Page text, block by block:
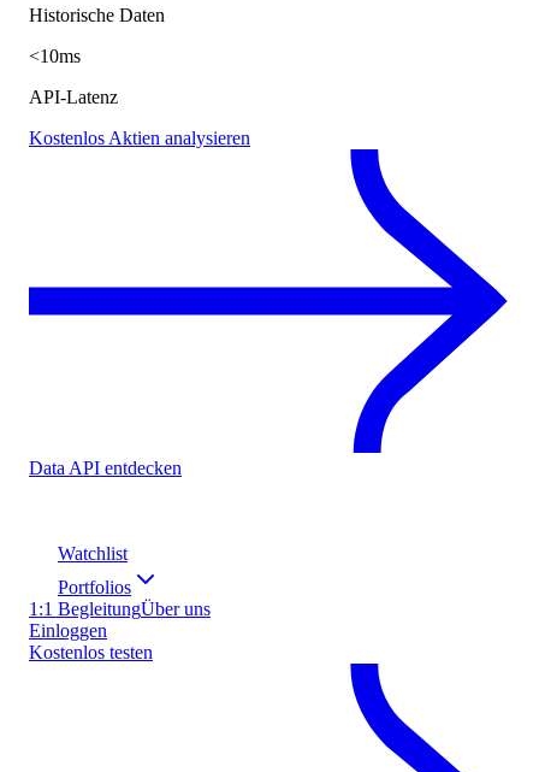
Historische Daten
<10ms
API-Latenz
Kostenlos Aktien analysieren
Data API entdecken
Watchlist
Portfolios
1:1 BegleitungÜber uns
Einloggen
Kostenlos testen